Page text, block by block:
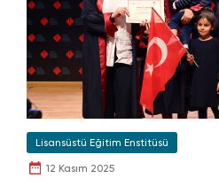
Lisansüstü Eğitim Enstitüsü
12 Kasım 2025